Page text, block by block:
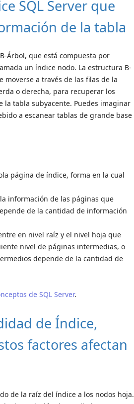
SQL Server que
de la tabla
Árbol, que está compuesta por
un índice nodo. La estructura B-
moverse a través de las filas de la
o derecha, para recuperar los
la tabla subyacente. Puedes imaginar
a escanear tablas de grande base
página de índice, forma en la cual
información de las páginas que
de la cantidad de información
en nivel raíz y el nivel hoja que
nivel de páginas intermedias, o
depende de la cantidad de
de SQL Server.
de Índice,
factores afectan
de la raíz del índice a los nodos hoja.